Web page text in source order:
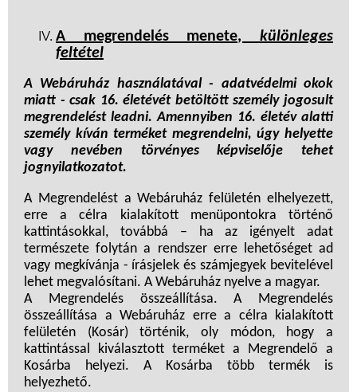
A megrendelés menete, különleges
feltétel
A Webáruház használatával - adatvédelmi okok
miatt - csak 16. életévét betöltött személy jogosult
megrendelést leadni. Amennyiben 16. életév alatti
személy kíván terméket megrendelni, úgy helyette
vagy nevében törvényes képviselője tehet
jognyilatkozatot.
A Megrendelést a Webáruház felületén elhelyezett,
erre a célra kialakított menüpontokra történő
kattintásokkal, továbbá – ha az igényelt adat
természete folytán a rendszer erre lehetőséget ad
vagy megkívánja - írásjelek és számjegyek bevitelével
lehet megvalósítani. A Webáruház nyelve a magyar.
A Megrendelés összeállítása. A Megrendelés
összeállítása a Webáruház erre a célra kialakított
felületén (Kosár) történik, oly módon, hogy a
kattintással kiválasztott terméket a Megrendelő a
Kosárba helyezi. A Kosárba több termék is
helyezhető.